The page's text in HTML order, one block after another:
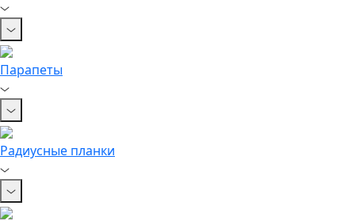
Парапеты
Радиусные планки